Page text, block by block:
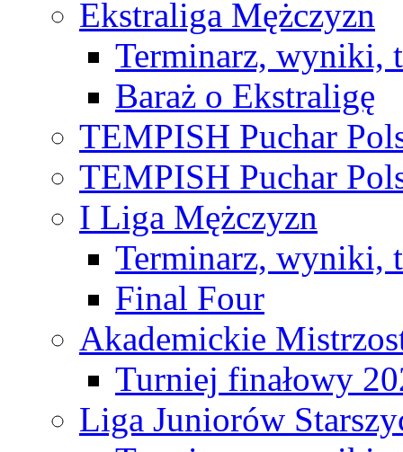
Ekstraliga Mężczyzn
Terminarz, wyniki,
Baraż o Ekstraligę
TEMPISH Puchar
TEMPISH Puchar
I Liga Mężczyzn
Terminarz, wyniki,
Final Four
Akademickie
Turniej finałowy
Liga Juniorów